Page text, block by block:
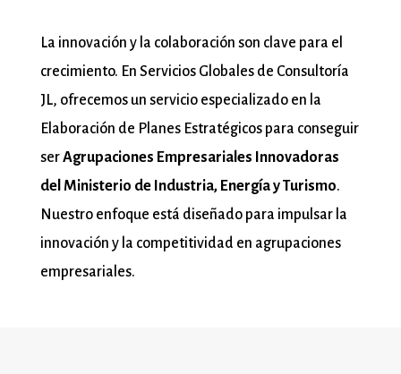
La innovación y la colaboración son clave para el
crecimiento. En Servicios Globales de Consultoría
JL, ofrecemos un servicio especializado en la
Elaboración de Planes Estratégicos para conseguir
serAgrupaciones Empresariales Innovadoras
del Ministerio de Industria, Energía y Turismo.
Nuestro enfoque está diseñado para impulsar la
innovación y la competitividad en agrupaciones
empresariales.